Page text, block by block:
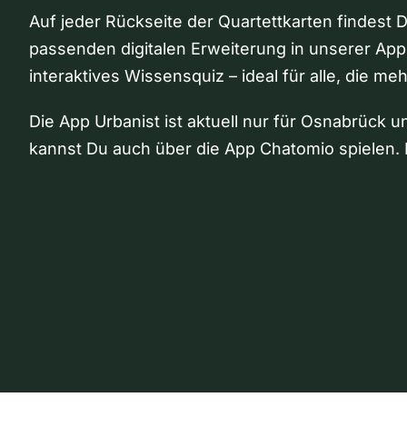
Auf jeder Rückseite der Quartettkarten findest
passenden digitalen Erweiterung in unserer
interaktives Wissensquiz – ideal für alle, die
Die App Urbanist ist aktuell nur für Osnabrück
kannst Du auch über die App Chatomio